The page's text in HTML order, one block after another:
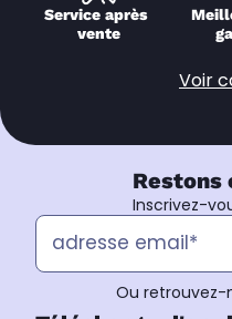
Service après
vente
Voir
Restons
Inscrivez-
Ou retrouvez-